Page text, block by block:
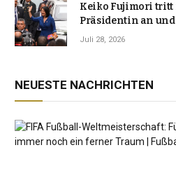
Keiko Fujimori tritt
Präsidentin an
Jahrzehnt der
Juli 28, 2026
NEUESTE NACHRICHTEN